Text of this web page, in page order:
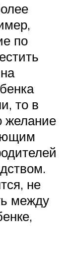
по
то в
желание
не
между